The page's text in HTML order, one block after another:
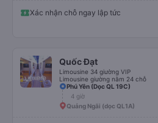
quy định rõ ràng về việc giữ im lặng (tắt âm
để tránh làm phiền hành khách khác ngủ.
khẩu Wi-Fi trong xe để hành khách dễ dàng
Xác nhận chỗ ngay lập tức
Quốc Đạt
Limousine 34 giường VIP
Limousine giường nằm 24 chỗ
Phú Yên (Dọc QL 19C)
4 giờ
Quảng Ngãi (dọc QL1A)